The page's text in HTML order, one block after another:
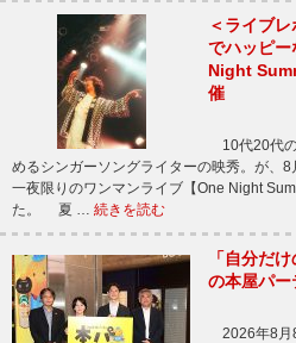
＜ライブ
でハッピ
Night
催
10代20代
めるシンガーソングライターの映秀。が、
一夜限りのワンマンライブ【One Night
た。 夏 … 続きを読む
「自分だ
の本屋パー
2026年8月